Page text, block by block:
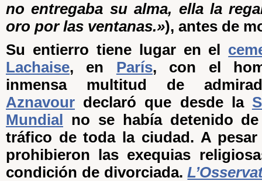
no entregaba su alma, ella la
oro por las ventanas.»), antes de
Su entierro tiene lugar en el
Lachaise, en París, con el
inmensa multitud de
Aznavour declaró que desde la
Mundial
no se había detenido
tráfico de toda la ciudad. A
prohibieron las exequias
condición de divorciada.